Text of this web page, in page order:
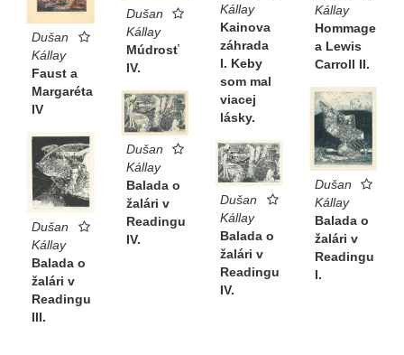
Kállay
Kainova
záhrada
I. Keby
som mal
viacej
lásky.
Kállay
Hommage
a Lewis
Carroll II.
Dušan
Kállay
Faust a
Margaréta
IV
Dušan
Kállay
Múdrosť
IV.
Dušan
Kállay
Balada o
žalári v
Readingu
I.
Dušan
Kállay
Balada o
žalári v
Readingu
IV.
Dušan
Kállay
Balada o
žalári v
Readingu
III.
Dušan
Kállay
Balada o
žalári v
Readingu
IV.